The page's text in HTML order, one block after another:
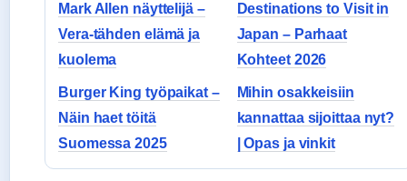
Mark Allen näyttelijä –
Vera-tähden elämä ja
kuolema
Destinations to Visit in
Japan – Parhaat
Kohteet 2026
Burger King työpaikat –
Näin haet töitä
Suomessa 2025
Mihin osakkeisiin
kannattaa sijoittaa nyt?
| Opas ja vinkit